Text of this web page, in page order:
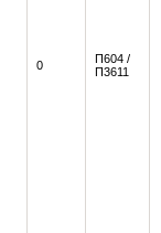
0
П604 /
П3611